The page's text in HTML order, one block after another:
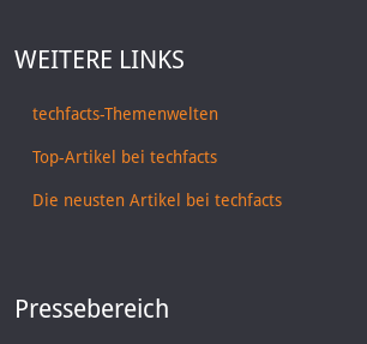
WEITERE LINKS
techfacts-Themenwelten
Top-Artikel bei techfacts
Die neusten Artikel bei techfacts
Pressebereich